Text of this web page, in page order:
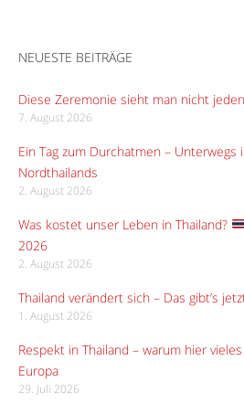
NEUESTE BEITRÄGE
Diese Zeremonie sieht man nicht
7. August 2026
Ein Tag zum Durchatmen – Unterwegs
Nordthailands
2. August 2026
Was kostet unser Leben in Thailand?
2026
2. August 2026
Thailand verändert sich – Das gibt’s
1. August 2026
Respekt in Thailand – warum hier
Europa
29. Juli 2026